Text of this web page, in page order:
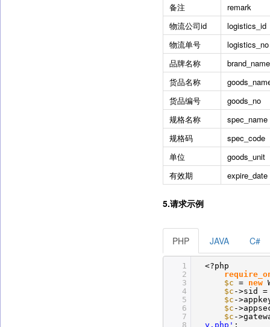
备注
remark
物流公司id
logistics_id
物流单号
logistics_no
品牌名称
brand_name
货品名称
货品编号
goods_no
规格名称
spec_name
规格码
spec_code
单位
goods_unit
有效期
expire_date
5.请求示例
PHP JAVA C#
1
2
3
4
5
6
7
8
<?php
$c = new
$c ->sid
$c -
$c -
$c -
y.php' ;